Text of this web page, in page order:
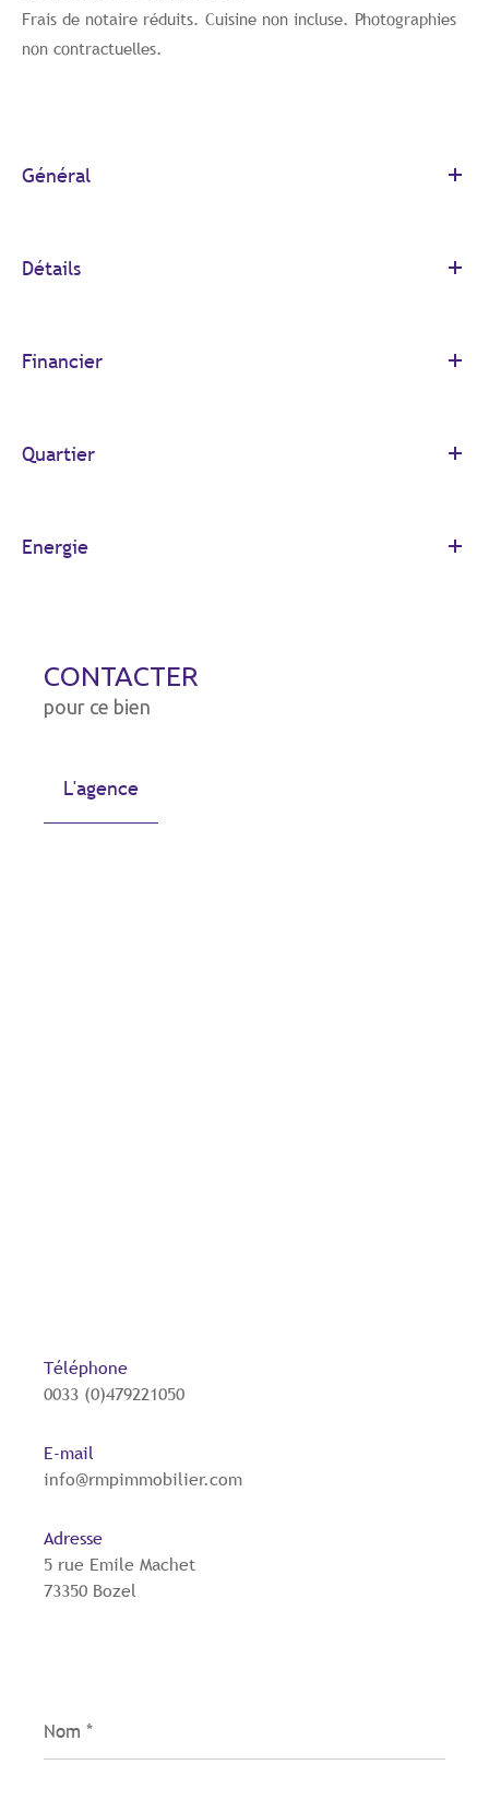
Frais de notaire réduits. Cuisine non incluse. Photographies
non contractuelles.
Général
Détails
Financier
Quartier
Energie
CONTACTER
pour ce bien
L'agence
Téléphone
0033 (0)479221050
E-mail
info@rmpimmobilier.com
Adresse
5 rue Emile Machet
73350 Bozel
*